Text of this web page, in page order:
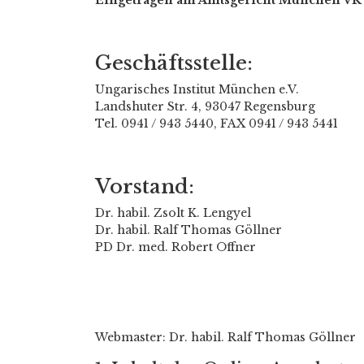
Geschäftsstelle:
Ungarisches Institut München e.V.
Landshuter Str. 4, 93047 Regensburg
Tel. 0941 / 943 5440, FAX 0941 / 943 5441
Vorstand:
Dr. habil. Zsolt K. Lengyel
Dr. habil. Ralf Thomas Göllner
PD Dr. med. Robert Offner
Webmaster: Dr. habil. Ralf Thomas Göllner